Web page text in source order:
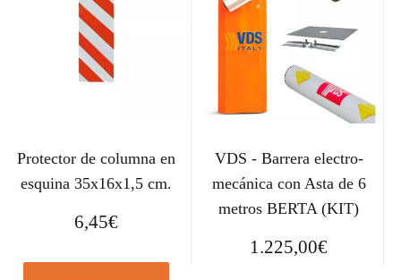
Protector de columna en
esquina 35x16x1,5 cm.
6,45€
VDS - Barrera electro-
mecánica con Asta de 6
metros BERTA (KIT)
1.225,00€